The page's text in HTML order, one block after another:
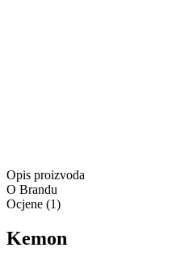
Opis proizvoda
O Brandu
Ocjene (1)
Kemon